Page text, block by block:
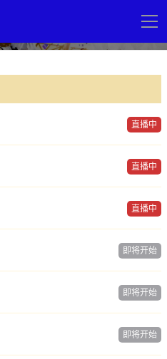
导
直播中
直播中
直播中
即将开始
即将开始
即将开始